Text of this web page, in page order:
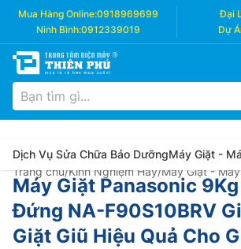
Mua Hàng Online:0918969699 Đại
Ninh Bình:0912339019 Dự
Dịch Vụ Sửa Chữa Bảo DưỡngMáy Giặt -
Trang chủ/Kinh Nghiệm Hay/Máy Giặt -
Máy Giặt Panasonic
Đứng NA-F90S10BRV
Giặt Giũ Hiệu Quả Cho